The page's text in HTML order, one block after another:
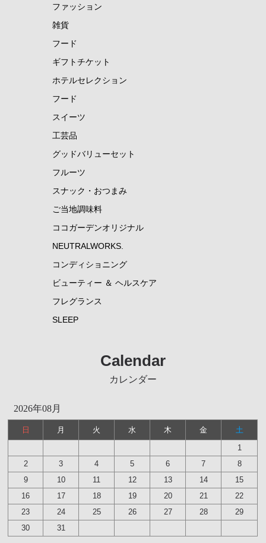
ファッション
雑貨
フード
ギフトチケット
ホテルセレクション
フード
スイーツ
工芸品
グッドバリューセット
フルーツ
スナック・おつまみ
ご当地調味料
ココガーデンオリジナル
NEUTRALWORKS.
コンディショニング
ビューティー ＆ ヘルスケア
フレグランス
SLEEP
Calendar
カレンダー
2026年08月
日 月 火 水 木 金
土
1
2
3 4 5 6 7
8
9
10 11 12 13 14
15
16
17 18 19 20 21
22
23
24 25 26 27 28
29
30
31